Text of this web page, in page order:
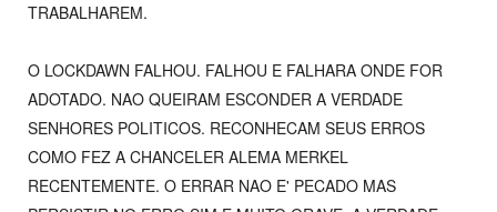
TRABALHAREM.
O LOCKDAWN FALHOU. FALHOU E FALHARA ONDE FOR
ADOTADO. NAO QUEIRAM ESCONDER A VERDADE
SENHORES POLITICOS. RECONHECAM SEUS ERROS
COMO FEZ A CHANCELER ALEMA MERKEL
RECENTEMENTE. O ERRAR NAO E' PECADO MAS